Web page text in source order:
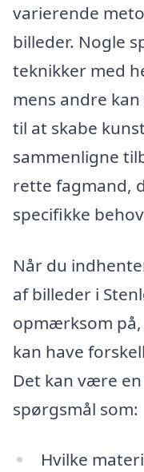
varierende
billeder. Nogle
teknikker med
mens andre
til at skabe
sammenligne
rette fagmand,
specifikke
Når du
af billeder i
opmærksom
kan have
Det kan være
spørgsmål som:
Hvilke